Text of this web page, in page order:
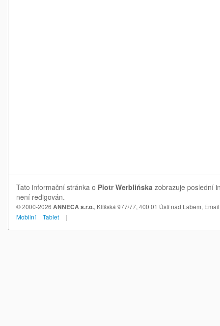
Tato informační stránka o Piotr Werblińska zobrazuje poslední
není redigován.
© 2000-2026 ANNECA s.r.o., Klíšská 977/77, 400 01 Ústí nad Labem,
Mobilní
Tablet |